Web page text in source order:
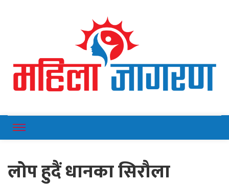
Mahilajagaran
लोप हुदैं धानका सिरौला